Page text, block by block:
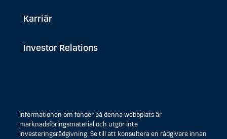
Karriär
Investor Relations
Informationen om fonder på denna webbplats är
marknadsföringsmaterial och utgör inte
investeringsrådgivning. Se till att konsultera en rådgivare innan